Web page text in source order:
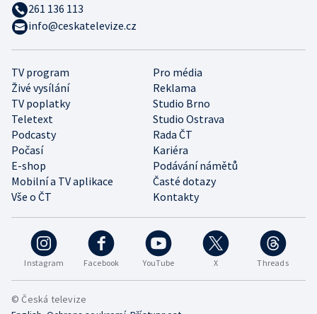
Instagram Facebook YouTube X Threads
TV program
Pro média
Živé vysílání
Reklama
TV poplatky
Studio Brno
Teletext
Studio Ostrava
Podcasty
Rada ČT
Počasí
Kariéra
E-shop
Podávání námětů
Mobilní a TV aplikace
Časté dotazy
Vše o ČT
Kontakty
261 136 113
info@ceskatelevize.cz
© Česká televize